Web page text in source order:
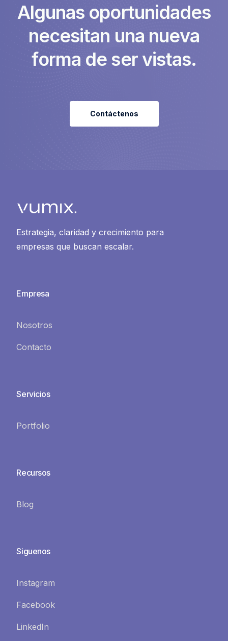
Algunas oportunidades
necesitan una nueva
forma de ser vistas.
Contáctenos
Estrategia, claridad y crecimiento para
empresas que buscan escalar.
Empresa
Nosotros
Contacto
Servicios
Portfolio
Recursos
Blog
Siguenos
Instagram
Facebook
LinkedIn